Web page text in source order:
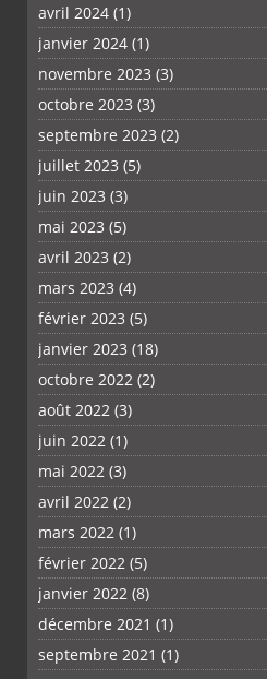
avril 2024 (1)
janvier 2024 (1)
novembre 2023 (3)
octobre 2023 (3)
septembre 2023 (2)
juillet 2023 (5)
juin 2023 (3)
mai 2023 (5)
avril 2023 (2)
mars 2023 (4)
février 2023 (5)
janvier 2023 (18)
octobre 2022 (2)
août 2022 (3)
juin 2022 (1)
mai 2022 (3)
avril 2022 (2)
mars 2022 (1)
février 2022 (5)
janvier 2022 (8)
décembre 2021 (1)
septembre 2021 (1)